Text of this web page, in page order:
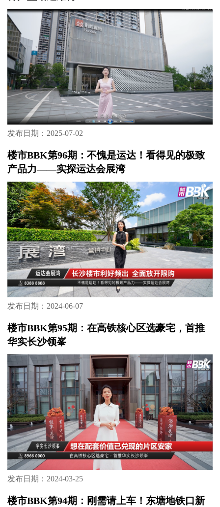
发布日期：2025-07-02
楼市BBK第96期：不愧是运达！看得见的极致
产品力——实探运达会展湾
发布日期：2024-06-07
楼市BBK第95期：在高铁核心区选豪宅，首推
华实长沙领峯
发布日期：2024-03-25
楼市BBK第94期：刚需请上车！东塘地铁口新